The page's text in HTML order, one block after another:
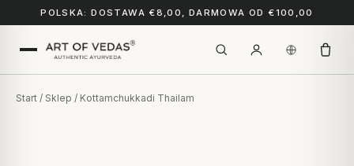
POLSKA: DOSTAWA €8,00, DARMOWA OD €100,00
Start / Sklep / Kottamchukkadi Thailam